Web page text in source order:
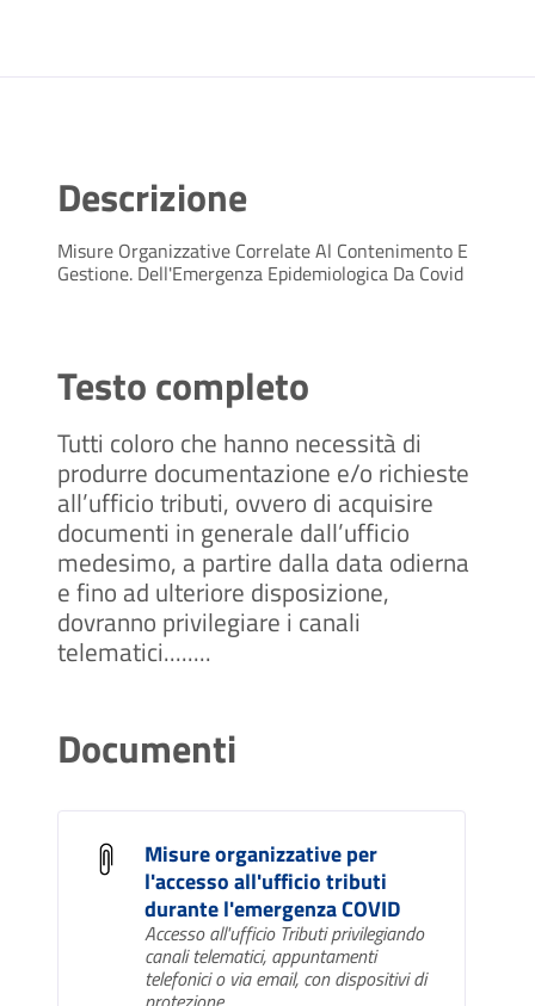
Descrizione
Misure Organizzative Correlate Al Contenimento E
Gestione. Dell'Emergenza Epidemiologica Da Covid
Testo completo
Tutti coloro che hanno necessità di
produrre documentazione e/o richieste
all’ufficio tributi, ovvero di acquisire
documenti in generale dall’ufficio
medesimo, a partire dalla data odierna
e fino ad ulteriore disposizione,
dovranno privilegiare i canali
telematici........
Documenti
Misure organizzative per
l'accesso all'ufficio tributi
durante l'emergenza COVID
Accesso all'ufficio Tributi privilegiando
canali telematici, appuntamenti
telefonici o via email, con dispositivi di